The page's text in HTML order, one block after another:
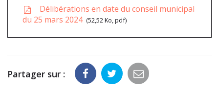
Délibérations en date du conseil municipal
du 25 mars 2024 52,52 Ko, pdf
Partager sur :